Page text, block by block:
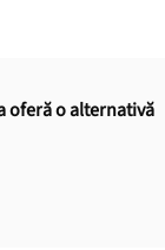
oferă o alternativă